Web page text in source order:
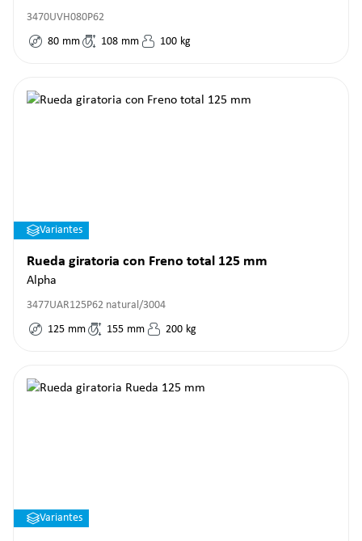
3470UVH080P62
80 mm 108 mm 100 kg
Variantes
Rueda giratoria con Freno total 125 mm
Alpha
3477UAR125P62 natural/3004
125 mm 155 mm 200 kg
Variantes